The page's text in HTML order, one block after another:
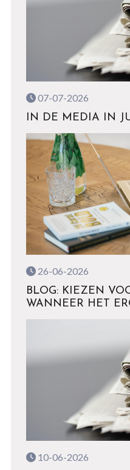
07-07-2026
IN DE MEDIA IN
26-06-2026
BLOG: KIEZEN
WANNEER HET
10-06-2026